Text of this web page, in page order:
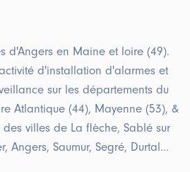
d'Angers en Maine et loire (49).
d'installation d'alarmes et
sur les départements du
Atlantique (44), Mayenne (53), &
villes de La flèche, Sablé sur
Angers, Saumur, Segré, Durtal...